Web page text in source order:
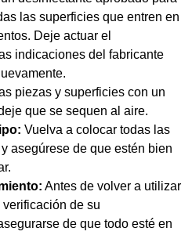
las superficies que entren en
Deje actuar el
indicaciones del fabricante
piezas y superficies con un
que se sequen al aire.
Vuelva a colocar todas las
asegúrese de que estén bien
Antes de volver a utilizar
de su
de que todo esté en